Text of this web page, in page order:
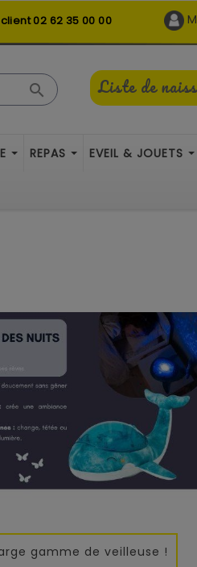
02 62 35 00 00
Liste de

REPAS EVEIL & JOUETS
gamme de veilleuse !